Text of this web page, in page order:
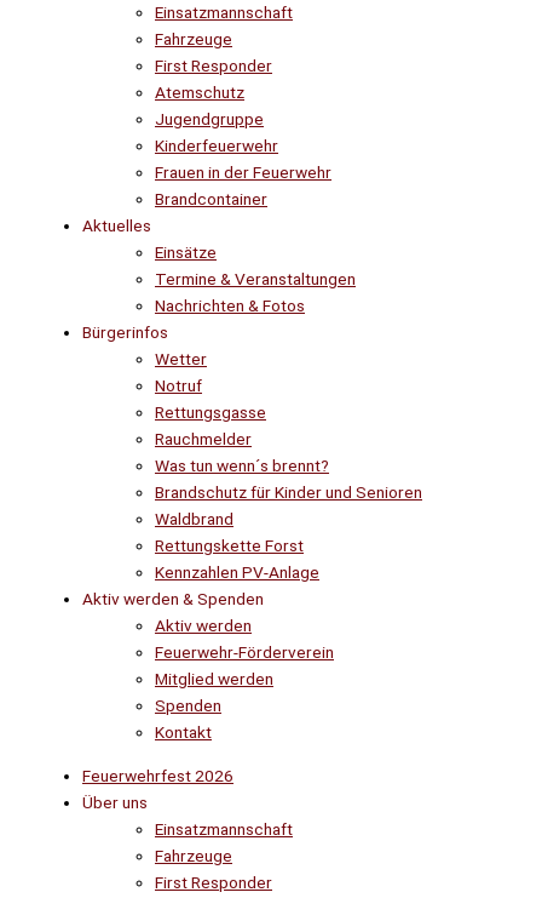
Einsatzmannschaft
Fahrzeuge
First Responder
Atemschutz
Jugendgruppe
Kinderfeuerwehr
Frauen in der Feuerwehr
Brandcontainer
Aktuelles
Einsätze
Termine & Veranstaltungen
Nachrichten & Fotos
Bürgerinfos
Wetter
Notruf
Rettungsgasse
Rauchmelder
Was tun wenn´s brennt?
Brandschutz für Kinder und Senioren
Waldbrand
Rettungskette Forst
Kennzahlen PV-Anlage
Aktiv werden & Spenden
Aktiv werden
Feuerwehr-Förderverein
Mitglied werden
Spenden
Kontakt
Feuerwehrfest 2026
Über uns
Einsatzmannschaft
Fahrzeuge
First Responder